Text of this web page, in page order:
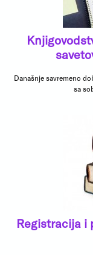
Današnje savremeno
sa
Registracija i